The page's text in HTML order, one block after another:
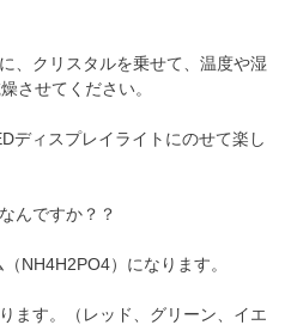
、クリスタルを乗せて、温度や湿
させてください。
ディスプレイライトにのせて楽し
んですか？？
NH4H2PO4）になります。
ます。（レッド、グリーン、イエ